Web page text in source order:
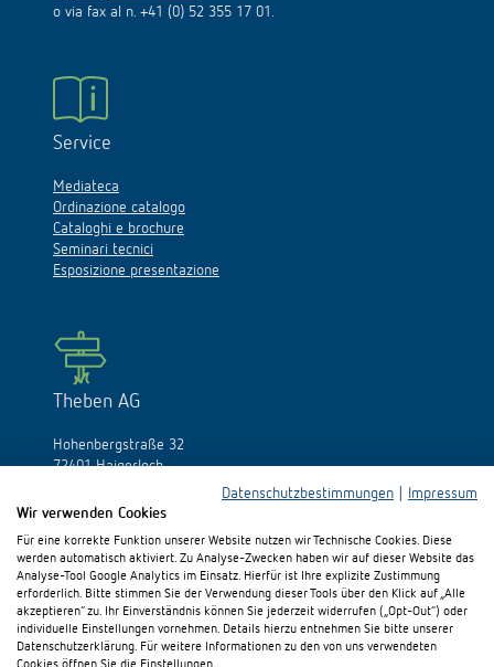
o via fax al n. +41 (0) 52 355 17 01.
Service
Mediateca
Ordinazione catalogo
Cataloghi e brochure
Seminari tecnici
Esposizione presentazione
Theben AG
Hohenbergstraße 32
72401 Haigerloch
Fax: +49 (0)74 74/692-150
E-Mail:info@theben.de
Datenschutzbestimmungen
Impressum
Wir verwenden Cookies
Für eine korrekte Funktion unserer Website nutzen wir Technische Cookies. Diese
werden automatisch aktiviert. Zu Analyse-Zwecken haben wir auf dieser Website das
Analyse-Tool Google Analytics im Einsatz. Hierfür ist Ihre explizite Zustimmung
erforderlich. Bitte stimmen Sie der Verwendung dieser Tools über den Klick auf „Alle
akzeptieren“ zu. Ihr Einverständnis können Sie jederzeit widerrufen („Opt-Out“) oder
individuelle Einstellungen vornehmen. Details hierzu entnehmen Sie bitte unserer
Datenschutzerklärung. Für weitere Informationen zu den von uns verwendeten